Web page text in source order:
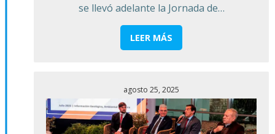
se llevó adelante la Jornada de…
LEER MÁS
agosto 25, 2025